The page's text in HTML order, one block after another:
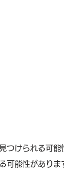
つけられる可能
可能性がありま